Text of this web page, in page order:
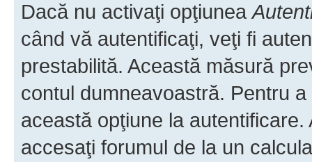
Dacă nu activaţi opţiunea
când vă autentificaţi, veţi fi
prestabilită. Această măsură
contul dumneavoastră. Pentru
această opţiune la
accesaţi forumul de la un